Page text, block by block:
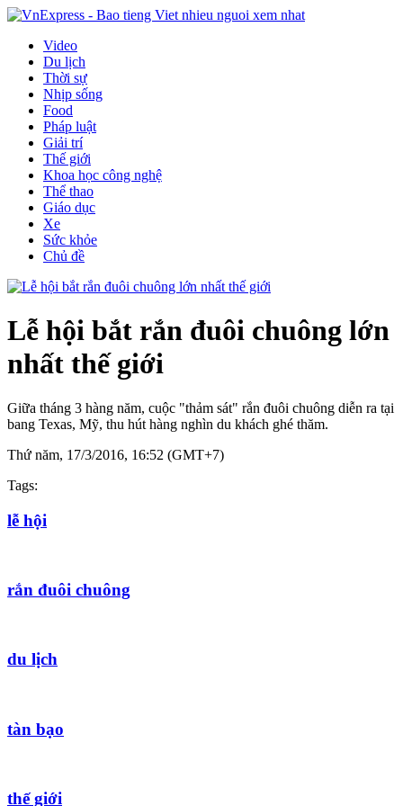
Video
Du lịch
Thời sự
Nhịp sống
Food
Pháp luật
Giải trí
Thế giới
Khoa học công nghệ
Thể thao
Giáo dục
Xe
Sức khỏe
Chủ đề
Lễ hội bắt rắn đuôi chuông lớn
nhất thế giới
Giữa tháng 3 hàng năm, cuộc "thảm sát" rắn đuôi chuông diễn ra tại
bang Texas, Mỹ, thu hút hàng nghìn du khách ghé thăm.
Thứ năm, 17/3/2016, 16:52 (GMT+7)
Tags:
lễ hội
rắn đuôi chuông
du lịch
tàn bạo
thế giới